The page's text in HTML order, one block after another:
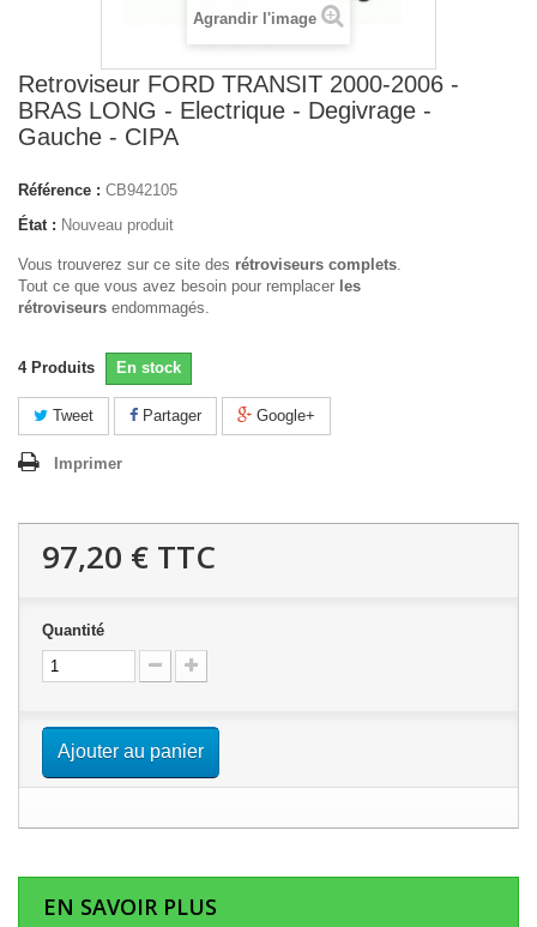
Agrandir l'image
Retroviseur FORD TRANSIT 2000-2006 -
BRAS LONG - Electrique - Degivrage -
Gauche - CIPA
Référence : CB942105
État : Nouveau produit
Vous trouverez sur ce site des rétroviseurs complets.
Tout ce que vous avez besoin pour remplacer les
rétroviseurs endommagés.
4 Produits En stock
Tweet Partager Google+
Imprimer
97,20 € TTC
Quantité
Ajouter au panier
EN SAVOIR PLUS